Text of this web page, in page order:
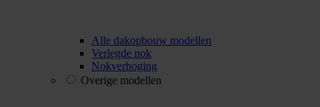
Alle dakopbouw modellen
Verlegde nok
Nokverhoging
Overige modellen